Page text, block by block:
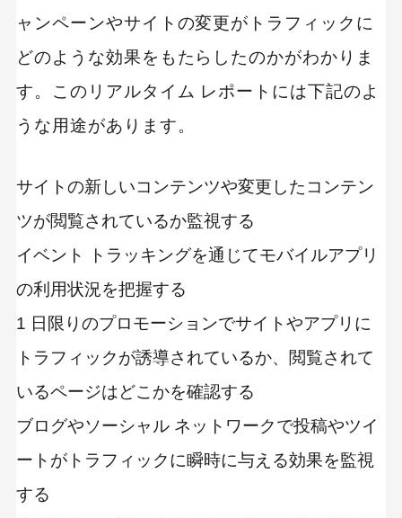
ャンペーンやサイトの変更がトラフィックに
どのような効果をもたらしたのかがわかりま
す。このリアルタイム レポートには下記のよ
うな用途があります。
サイトの新しいコンテンツや変更したコンテン
ツが閲覧されているか監視する
イベント トラッキングを通じてモバイルアプリ
の利用状況を把握する
1 日限りのプロモーションでサイトやアプリに
トラフィックが誘導されているか、閲覧されて
いるページはどこかを確認する
ブログやソーシャル ネットワークで投稿やツイ
ートがトラフィックに瞬時に与える効果を監視
する